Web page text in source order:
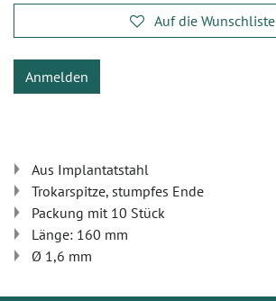
Auf die Wunschliste
Anmelden
Aus Implantatstahl
Trokarspitze, stumpfes Ende
Packung mit 10 Stück
Länge: 160 mm
Ø 1,6 mm